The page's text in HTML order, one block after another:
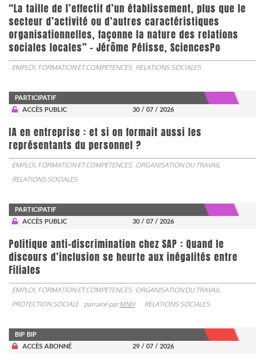
“La taille de l’effectif d’un établissement, plus que le
secteur d’activité ou d’autres caractéristiques
organisationnelles, façonne la nature des relations
sociales locales” - Jérôme Pélisse, SciencesPo
EMPLOI, FORMATION ET COMPÉTENCES RELATIONS SOCIALES
PARTICIPATIF
ACCÈS PUBLIC
30 / 07 / 2026
IA en entreprise : et si on formait aussi les
représentants du personnel ?
EMPLOI, FORMATION ET COMPÉTENCES ORGANISATION DU TRAVAIL
RELATIONS SOCIALES
PARTICIPATIF
ACCÈS PUBLIC
30 / 07 / 2026
Politique anti-discrimination chez SAP : Quand le
discours d’inclusion se heurte aux inégalités entre
Filiales
EMPLOI, FORMATION ET COMPÉTENCES ORGANISATION DU TRAVAIL
PROTECTION SOCIALE
parrainé parMNH RELATIONS SOCIALES
BIP BIP
ACCÈS ABONNÉ
29 / 07 / 2026